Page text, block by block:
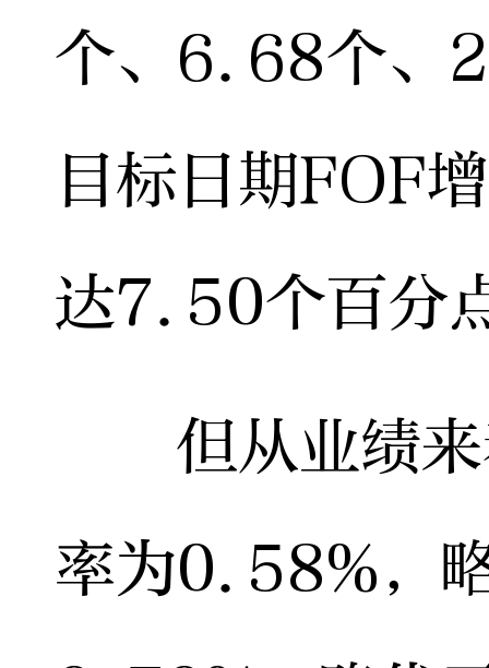
个、6.68个、
目标日期FOF
达7.50个百分
但从业绩来
率为0.58%，